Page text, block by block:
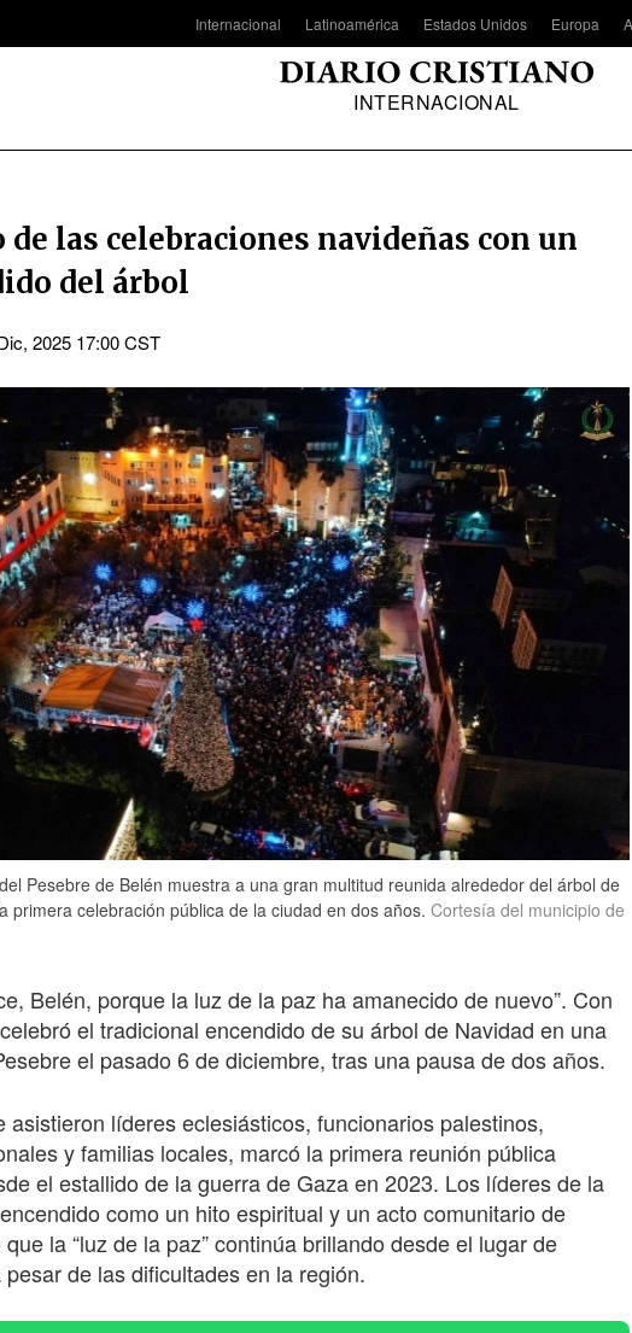
Internacional Latinoamérica Estados Unidos Europa
INTERNACIONAL
las celebraciones navideñas con un
del árbol
2025 17:00 CST
Pesebre de Belén muestra a una gran multitud reunida alrededor del árbol de
primera celebración pública de la ciudad en dos años. Cortesía del municipio de
Belén, porque la luz de la paz ha amanecido de nuevo”. Con
el tradicional encendido de su árbol de Navidad en una
el pasado 6 de diciembre, tras una pausa de dos años.
asistieron líderes eclesiásticos, funcionarios palestinos,
y familias locales, marcó la primera reunión pública
el estallido de la guerra de Gaza en 2023. Los líderes de la
como un hito espiritual y un acto comunitario de
la “luz de la paz” continúa brillando desde el lugar de
de las dificultades en la región.